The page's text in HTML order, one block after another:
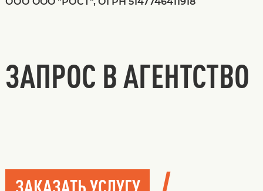
ЗАПРОС В АГЕНТСТВО
ЗАКАЗАТЬ УСЛУГУ